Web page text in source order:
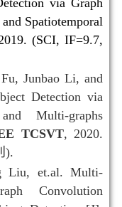
Spatiotemporal
(SCI, IF=9.7,
Junbao Li, and
Detection via
Multi-graphs
TCSVT, 2020.
).
Liu, et.al. Multi-
Convolution